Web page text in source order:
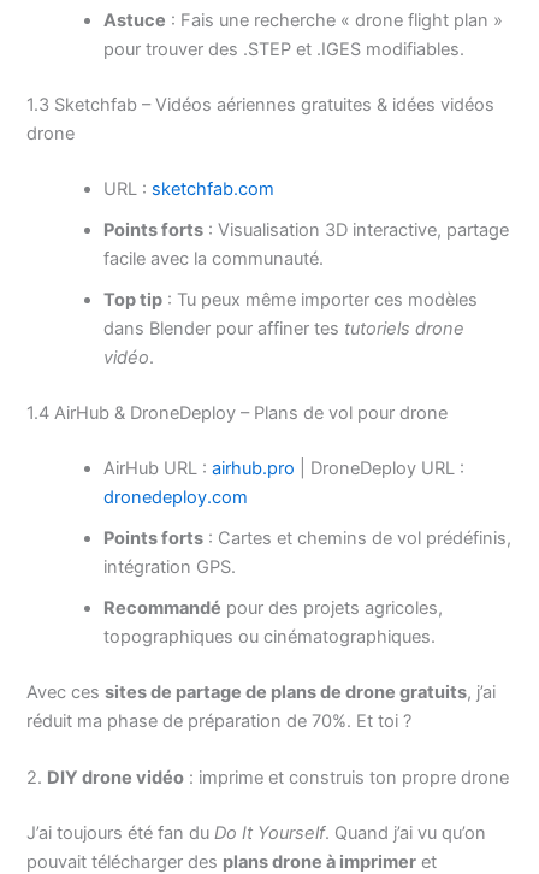
Astuce : Fais une recherche « drone flight plan »
pour trouver des .STEP et .IGES modifiables.
1.3 Sketchfab – Vidéos aériennes gratuites & idées vidéos
drone
URL : sketchfab.com
Points forts : Visualisation 3D interactive, partage
facile avec la communauté.
Top tip : Tu peux même importer ces modèles
dans Blender pour affiner tes tutoriels drone
vidéo.
1.4 AirHub & DroneDeploy – Plans de vol pour drone
AirHub URL :airhub.pro | DroneDeploy URL :
dronedeploy.com
Points forts : Cartes et chemins de vol prédéfinis,
intégration GPS.
Recommandé pour des projets agricoles,
topographiques ou cinématographiques.
Avec cessites de partage de plans de drone gratuits, j’ai
réduit ma phase de préparation de 70%. Et toi ?
2. DIY drone vidéo : imprime et construis ton propre drone
J’ai toujours été fan duDo It Yourself. Quand j’ai vu qu’on
pouvait télécharger des plans drone à imprimer et